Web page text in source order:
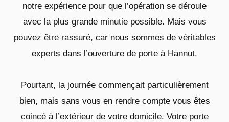
notre expérience pour que l’opération se déroule
avec la plus grande minutie possible. Mais vous
pouvez être rassuré, car nous sommes de véritables
experts dans l’ouverture de porte à Hannut.
Pourtant, la journée commençait particulièrement
bien, mais sans vous en rendre compte vous êtes
coincé à l’extérieur de votre domicile. Votre porte